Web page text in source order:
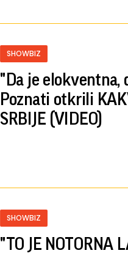
SHOWBIZ
"Da je elokventna,
Poznati otkrili
SRBIJE (VIDEO)
SHOWBIZ
"TO JE NOTORNA